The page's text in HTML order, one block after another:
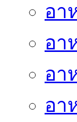
อา
อา
อา
อา